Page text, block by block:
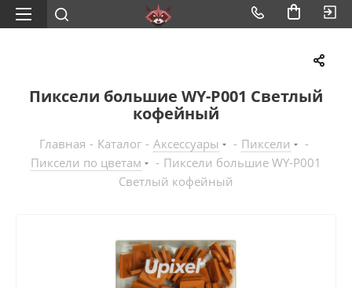
Пиксели большие WY-P001 Светлый
кофейный
Главная - Каталог - Аксессуары - Пиксели
-
Пиксели по цветам
- Пиксели большие WY-P001
Светлый кофейный